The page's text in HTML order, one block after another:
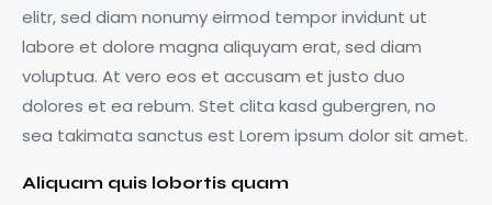
elitr, sed diam nonumy eirmod tempor invidunt ut
labore et dolore magna aliquyam erat, sed diam
voluptua. At vero eos et accusam et justo duo
dolores et ea rebum. Stet clita kasd gubergren, no
sea takimata sanctus est Lorem ipsum dolor sit amet.
Aliquam quis lobortis quam